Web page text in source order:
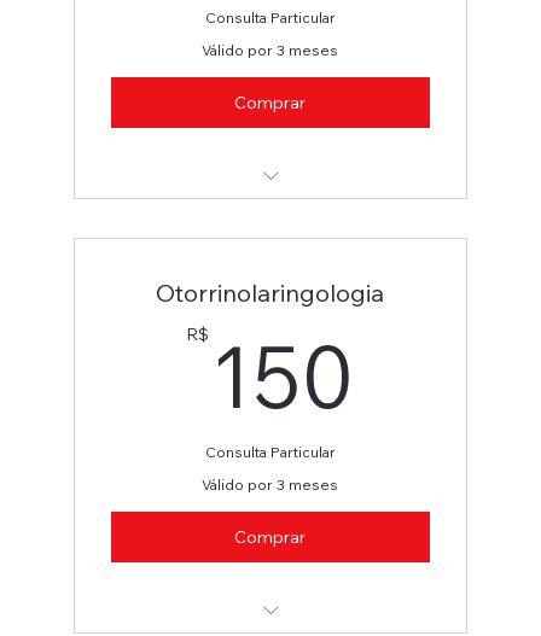
Consulta Particular
Válido por 3 meses
Comprar
Otorrinolaringologia
R$ 150
Consulta Particular
Válido por 3 meses
Comprar